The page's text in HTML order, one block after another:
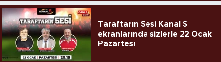
Taraftarın Sesi Kanal S
ekranlarında sizlerle 22 Ocak
Pazartesi